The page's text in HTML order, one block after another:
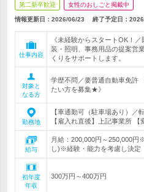
第二新卒歓迎 女性のおしごと掲載中
情報更新日：2026/06/23 終了予定日：
仕事内容
《未経験からスタートOK！
装・照明、事務用品の提案営
くりをサポートします。
対象と
なる方
学歴不問／要普通自動車免許
たい方を募集★》
勤務地
【車通勤可（駐車場あり）／
【雇入れ直後】上記事業所 【
給与
月給：200,000円～250,000
し)※経験・能力を考慮し決定
初年度
年収
300万円～400万円